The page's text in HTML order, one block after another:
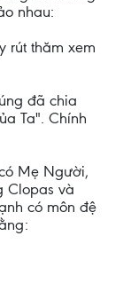
nhau:
rút thăm xem
đã chia
Ta". Chính
Mẹ Người,
Clopas và
có môn đệ